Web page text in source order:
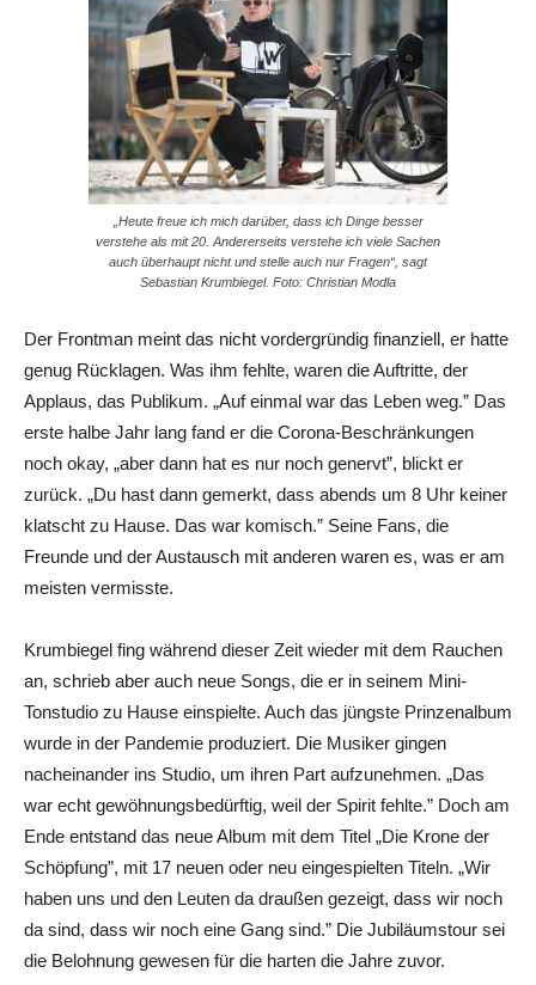
„Heute freue ich mich darüber, dass ich Dinge besser
verstehe als mit 20. Andererseits verstehe ich viele Sachen
auch überhaupt nicht und stelle auch nur Fragen“, sagt
Sebastian Krumbiegel. Foto: Christian Modla
Der Frontman meint das nicht vordergründig finanziell, er hatte
genug Rücklagen. Was ihm fehlte, waren die Auftritte, der
Applaus, das Publikum. „Auf einmal war das Leben weg.” Das
erste halbe Jahr lang fand er die Corona-Beschränkungen
noch okay, „aber dann hat es nur noch genervt”, blickt er
zurück. „Du hast dann gemerkt, dass abends um 8 Uhr keiner
klatscht zu Hause. Das war komisch.” Seine Fans, die
Freunde und der Austausch mit anderen waren es, was er am
meisten vermisste.
Krumbiegel fing während dieser Zeit wieder mit dem Rauchen
an, schrieb aber auch neue Songs, die er in seinem Mini-
Tonstudio zu Hause einspielte. Auch das jüngste Prinzenalbum
wurde in der Pandemie produziert. Die Musiker gingen
nacheinander ins Studio, um ihren Part aufzunehmen. „Das
war echt gewöhnungsbedürftig, weil der Spirit fehlte.” Doch am
Ende entstand das neue Album mit dem Titel „Die Krone der
Schöpfung”, mit 17 neuen oder neu eingespielten Titeln. „Wir
haben uns und den Leuten da draußen gezeigt, dass wir noch
da sind, dass wir noch eine Gang sind.” Die Jubiläumstour sei
die Belohnung gewesen für die harten die Jahre zuvor.